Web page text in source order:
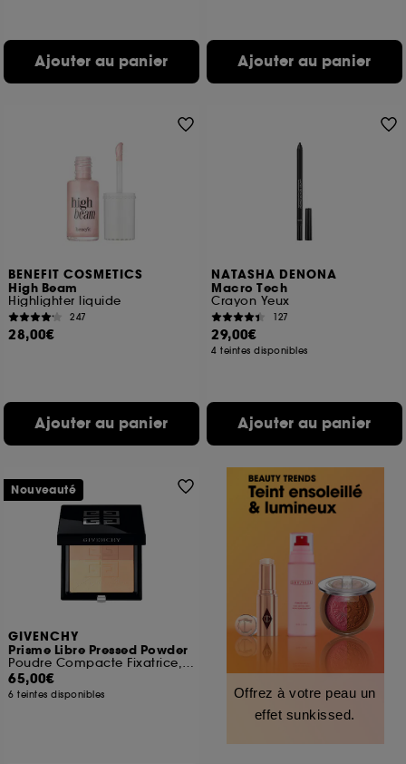
Ajouter au panier Ajouter au panier
BENEFIT COSMETICS
High Beam
Highlighter liquide
247
28,00€
Ajouter au panier
NATASHA DENONA
Macro Tech
Crayon Yeux
127
29,00€
4 teintes disponibles
Ajouter au panier
GIVENCHY
Prisme Libre Pressed Powder
Poudre Compacte Fixatrice, Matifiante et Floutante
65,00€
6 teintes disponibles
Nouveauté
Offrez à votre peau un
effet sunkissed.